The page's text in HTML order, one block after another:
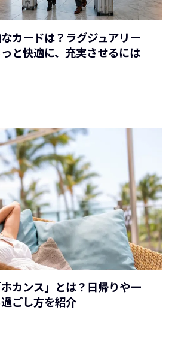
カードは？ラグジュアリー
と快適に、充実させるには
カンス」とは？日帰りや一
ごし方を紹介